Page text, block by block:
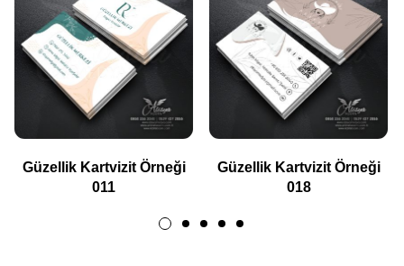
Güzellik Kartvizit Örneği
011
Güzellik Kartvizit Örneği
018